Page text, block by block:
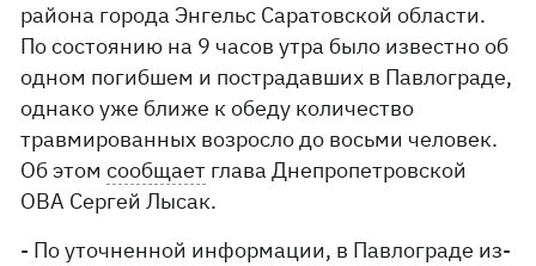
района города Энгельс Саратовской области.
По состоянию на 9 часов утра было известно об
одном погибшем и пострадавших в Павлограде,
однако уже ближе к обеду количество
травмированных возросло до восьми человек.
Об этомсообщает глава Днепропетровской
ОВА Сергей Лысак.
- По уточненной информации, в Павлограде из-